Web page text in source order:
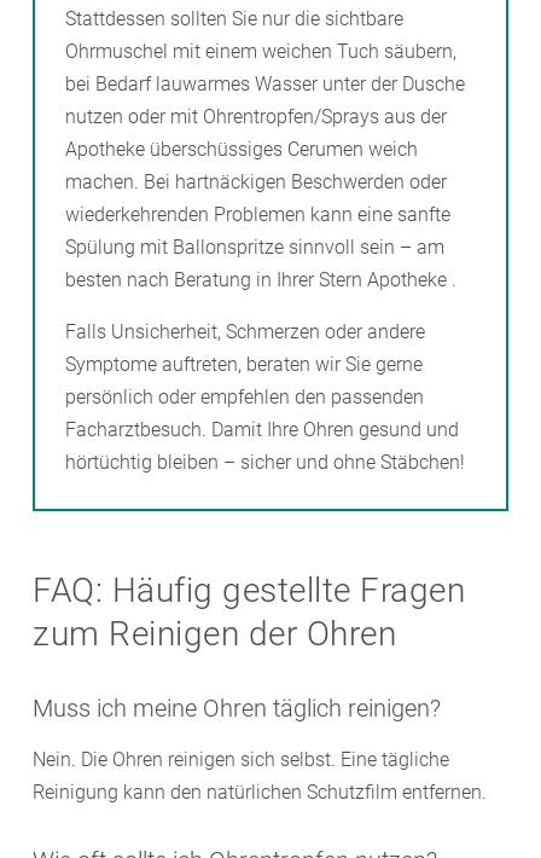
Stattdessen sollten Sie nur die sichtbare
Ohrmuschel mit einem weichen Tuch säubern,
bei Bedarf lauwarmes Wasser unter der Dusche
nutzen oder mit Ohrentropfen/Sprays aus der
Apotheke überschüssiges Cerumen weich
machen. Bei hartnäckigen Beschwerden oder
wiederkehrenden Problemen kann eine sanfte
Spülung mit Ballonspritze sinnvoll sein – am
besten nach Beratung in Ihrer Stern Apotheke .
Falls Unsicherheit, Schmerzen oder andere
Symptome auftreten, beraten wir Sie gerne
persönlich oder empfehlen den passenden
Facharztbesuch. Damit Ihre Ohren gesund und
hörtüchtig bleiben – sicher und ohne Stäbchen!
FAQ: Häufig gestellte Fragen
zum Reinigen der Ohren
Muss ich meine Ohren täglich reinigen?
Nein. Die Ohren reinigen sich selbst. Eine tägliche
Reinigung kann den natürlichen Schutzfilm entfernen.